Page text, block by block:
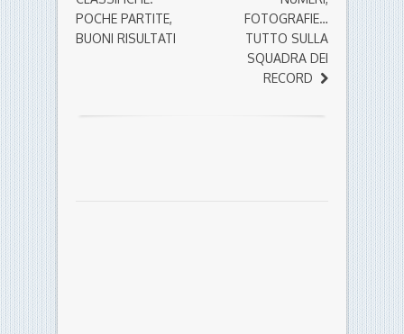
POCHE PARTITE,
BUONI RISULTATI
FOTOGRAFIE…
TUTTO SULLA
SQUADRA DEI
RECORD